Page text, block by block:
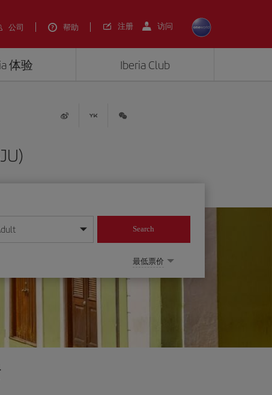
公司 帮助 注册 访问
体验 Iberia Club
Search
最低票价